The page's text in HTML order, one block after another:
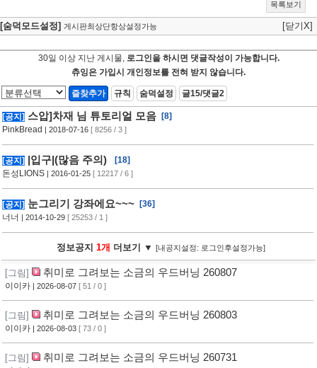
목록보기
[숨덕모드설정] 게시판최상단항상설정가능 [닫기X]
30일 이상 지난 게시물, 로그인을 하시면 댓글작성이 가능합니다.
츄잉은 가입시 개인정보를 전혀 받지 않습니다.
즐찾추가 규칙 숨덕설정 글15/댓글2
[공지] 스압]차재 님 튜토리얼 모음
[8]
PinkBread
| 2018-07-16 [ 8256 / 3 ]
[공지] |입구|(많음 주의)
[18]
돈성LIONS | 2016-01-25 [ 12217 / 6 ]
[공지] 눈그리기 강좌에요~~~
[36]
너너
| 2014-10-29 [ 25253 / 1 ]
정보공지 1개 더보기 ▼ [내공지설정: 로그인후설정가능]
[그림] 취미로 그려보는 소금의 우드버닝 260807
이이카 | 2026-08-07 [ 51 / 0 ]
[그림] 취미로 그려보는 소금의 우드버닝 260803
이이카 | 2026-08-03 [ 73 / 0 ]
[그림] 취미로 그려보는 소금의 우드버닝 260731